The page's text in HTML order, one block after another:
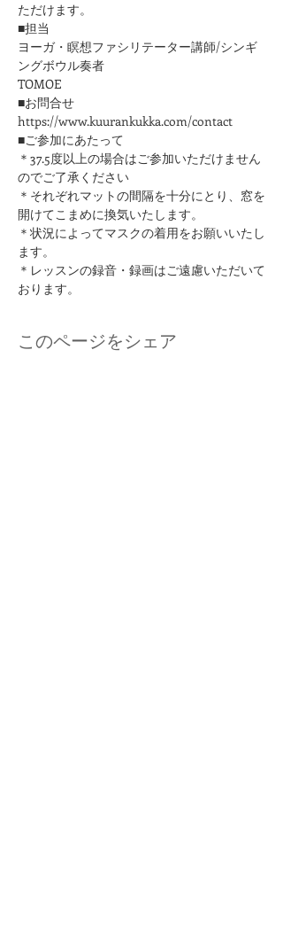
ただけます。
■担当
ヨーガ・瞑想ファシリテーター講師/シンギ
ングボウル奏者
TOMOE
■お問合せ
https://www.kuurankukka.com/contact
■ご参加にあたって
＊37.5度以上の場合はご参加いただけません
のでご了承ください
​＊それぞれマットの間隔を十分にとり、窓を
開けてこまめに換気いたします。
＊状況によってマスクの着用をお願いいたし
ます。
＊レッスンの録音・録画はご遠慮いただいて
おります。
このページをシェア